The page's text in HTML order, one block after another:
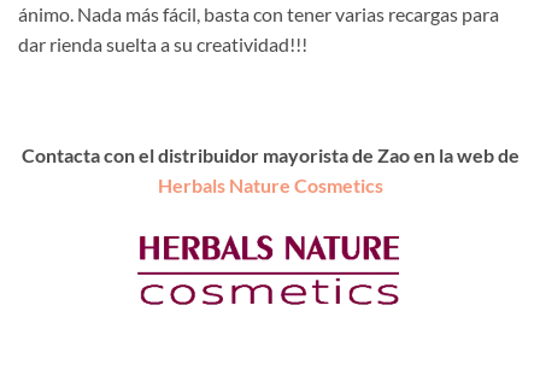
ánimo. Nada más fácil, basta con tener varias recargas para
dar rienda suelta a su creatividad!!!
Contacta con el distribuidor mayorista de Zao en la web de
Herbals Nature Cosmetics